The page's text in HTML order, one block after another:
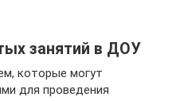
занятий в ДОУ
которые могут
для проведения